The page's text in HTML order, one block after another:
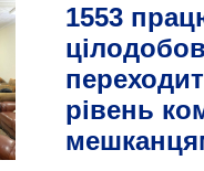
1553
рівень